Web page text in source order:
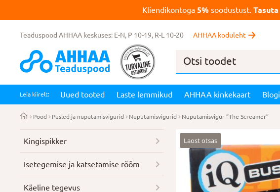
Kliendikontoga5% soodustust. Tasuta
Teaduspood AHHAA keskuses: E-N, P 10-19, R-L 10-20 AHHAA koduleht
Products
Leia kiirelt: Uued tooted Laste lemmikud AHHAA kinkekaart Blogi
Pood Pusled ja nuputamisvigurid Nuputamisvigurid Nuputamisvigur “The Screamer”
Laost otsas
Kingispikker
Isetegemise ja katsetamise rõõm
Käeline tegevus